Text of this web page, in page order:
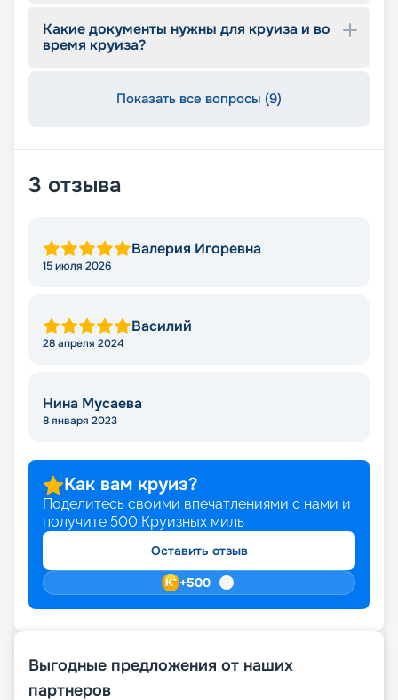
Какие документы нужны для круиза и во
время круиза?
Показать все вопросы (9)
3 отзыва
Валерия Игоревна
15 июля 2026
Василий
28 апреля 2024
Нина Мусаева
8 января 2023
Как вам круиз?
Поделитесь своими впечатлениями с нами и
получите 500 Круизных миль
Оставить отзыв
+500
Выгодные предложения от наших
партнеров